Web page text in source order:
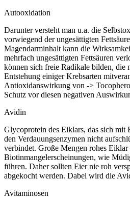
Autooxidation
Darunter versteht man u.a. die
vorwiegend der ungesättigten
Magendarminhalt kann die
mehrfach ungesättigten Fettsäuren
können sich freie Radikale bilden, die
Entstehung einiger Krebsarten
Antioxidanswirkung von ->
Schutz vor diesen negativen
Avidin
Glycoprotein des Eiklars, das sich mit
den Verdauungsenzymen nicht
verbindet. Große Mengen rohes Eiklar
Biotinmangelerscheinungen, wie
führen. Daher sollten Eier nie roh
abgekocht werden. Dabei wird die
Avitaminosen